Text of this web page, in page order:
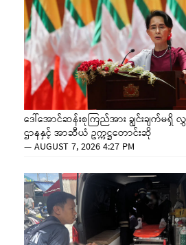
ဒေါ်အောင်ဆန်းစုကြည်အား ချွင်းချက်မရှိ လွှ
ဌာနနှင့် အာဆီယံ ဥက္ကဋ္ဌတောင်းဆို
—AUGUST 7, 2026 4:27 PM